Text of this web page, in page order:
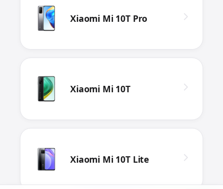
Xiaomi Mi 10T Pro
Xiaomi Mi 10T
Xiaomi Mi 10T Lite